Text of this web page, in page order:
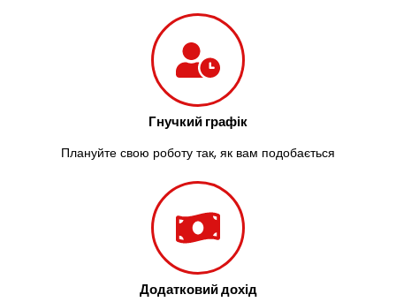
Гнучкий графік
Плануйте свою роботу так, як вам подобається
Додатковий дохід